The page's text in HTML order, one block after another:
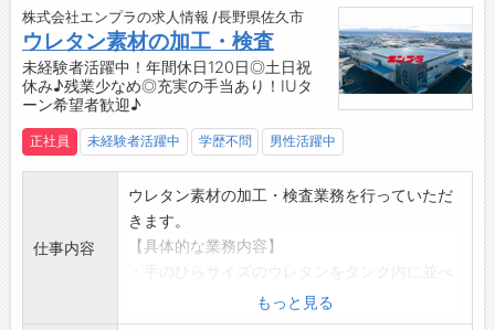
とをモットーとして掲げ、企業活動に取り組ん
でいます。
・企業活動の全てが、社員や関係者全ての人々
の幸福度を向上させるためのものであると考え
ています。
◇働く喜びと誇り
て『喜びと誇り』を持てる場所にするため、環
境づくりに努めています。
・社員一人ひとりが、自らの仕事に誇りを持て
◇平日にちょっとお休みが欲しい方
株式会社エンプラの求人情報 /長野県佐久市
ウレタン素材の加工・検査
未経験者活躍中！年間休日120日◎土日祝
休み♪残業少なめ◎充実の手当あり！IUタ
ーン希望者歓迎♪
正社員 未経験者活躍中 学歴不問 男性活躍中
仕事内容
ウレタン素材の加工・検査業務を行っていただ
きます。
【具体的な業務内容】
て油を染み込ませます。
・時間経過後に、重量などが基準値の中におさ
もっと見る